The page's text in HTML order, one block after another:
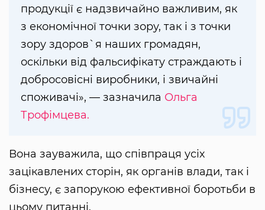
продукції є надзвичайно важливим, як
з економічної точки зору, так і з точки
зору здоров`я наших громадян,
оскільки від фальсифікату страждають і
добросовісні виробники, і звичайні
споживачі», — зазначила Ольга
Трофімцева.
Вона зауважила, що співпраця усіх
зацікавлених сторін, як органів влади, так і
бізнесу, є запорукою ефективної боротьби в
цьому питанні.